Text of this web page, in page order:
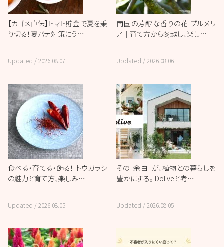
【カゴメ直伝】トマト貯金で夏を乗
り切る！夏バテ対策にう…
Updated /2026.08.07
南国の芳醇な香りの花 プルメリ
ア｜育て方から冬越し、楽し…
Updated /2026.08.06
食べる・育てる・飾る！ トウガラシ
の魅力と育て方、楽しみ…
Updated /2026.08.05
その「余白」が、植物との暮らしを
豊かにする。 Doliveと考…
Updated /2026.08.05